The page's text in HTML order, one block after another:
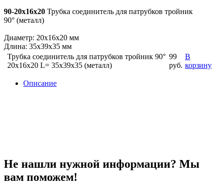
90-20x16x20 Трубка соединитель для патрубков тройник
90° (металл)
Диаметр: 20x16x20 мм
Длина: 35x39x35 мм
Трубка соединитель для патрубков тройник 90°
20x16x20 L= 35x39x35 (металл)
99
руб.
В
корзину
Описание
Не нашли нужной информации? Мы
вам поможем!